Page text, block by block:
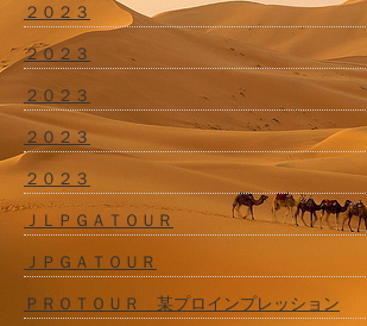
２０２３
２０２３
２０２３
２０２３
２０２３
ＪＬＰＧＡＴＯＵＲ
ＪＰＧＡＴＯＵＲ
ＰＲＯＴＯＵＲ 某プロインプレッション